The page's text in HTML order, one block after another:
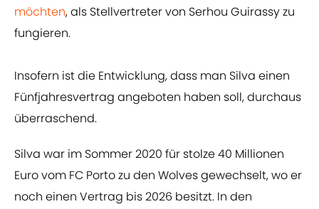
möchten, als Stellvertreter von Serhou Guirassy zu
fungieren.
Insofern ist die Entwicklung, dass man Silva einen
Fünfjahresvertrag angeboten haben soll, durchaus
überraschend.
Silva war im Sommer 2020 für stolze 40 Millionen
Euro vom FC Porto zu den Wolves gewechselt, wo er
noch einen Vertrag bis 2026 besitzt. In den